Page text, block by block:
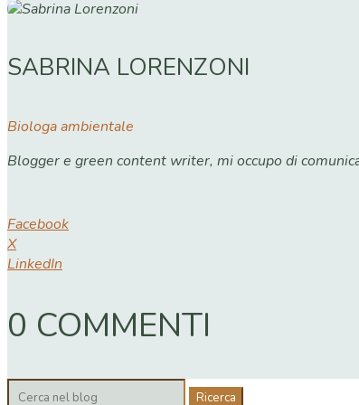
SABRINA LORENZONI
Biologa ambientale
Blogger e green content writer, mi occupo di
Facebook
X
LinkedIn
0 COMMENTI
Cerca: